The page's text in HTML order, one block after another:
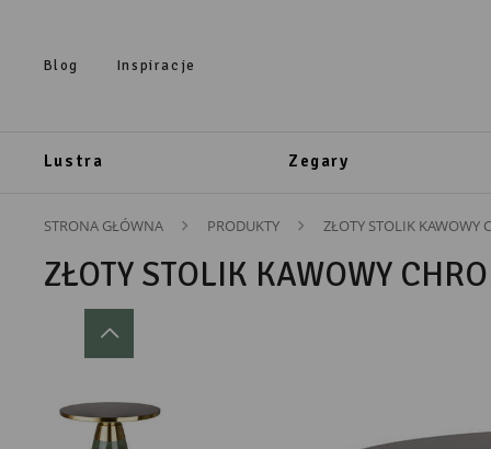
Blog Inspiracje
Lustra Zegary
STRONA GŁÓWNA PRODUKTY ZŁOTY STOLIK KAWOWY
ZŁOTY STOLIK KAWOWY